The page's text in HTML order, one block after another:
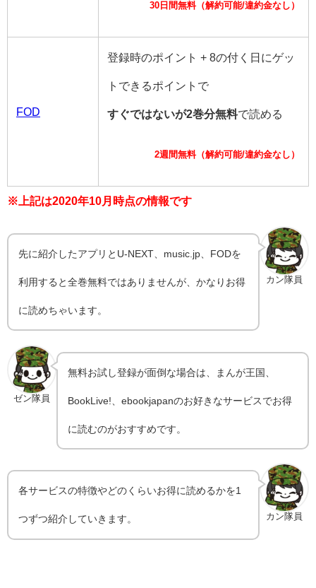
30日間無料（解約可能/違約金なし）
FOD
登録時のポイント + 8の付く日にゲッ
トできるポイントで
すぐではないが2巻分無料で読める
2週間無料（解約可能/違約金なし）
※上記は2020年10月時点の情報です
カン隊員
先に紹介したアプリとU-NEXT、music.jp、FODを
利用すると全巻無料ではありませんが、かなりお得
に読めちゃいます。
ゼン隊員
無料お試し登録が面倒な場合は、まんが王国、
BookLive!、ebookjapanのお好きなサービスでお得
に読むのがおすすめです。
カン隊員
各サービスの特徴やどのくらいお得に読めるかを1
つずつ紹介していきます。